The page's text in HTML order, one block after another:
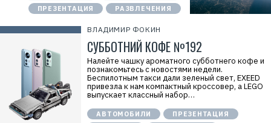
ПРЕЗЕНТАЦИЯ
РАЗВЛЕЧЕНИЯ
ВЛАДИМИР ФОКИН
СУББОТНИЙ КОФЕ №192
Налейте чашку ароматного субботнего кофе и
познакомьтесь с новостями недели.
Беспилотным такси дали зеленый свет, EXEED
привезла к нам компактный кроссовер, а LEGO
выпускает классный набор…
АВТОМОБИЛИ
ПРЕЗЕНТАЦИЯ